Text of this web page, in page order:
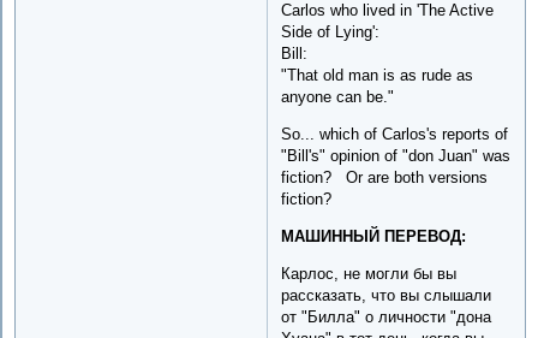
Carlos who lived in 'The Active
Side of Lying':
Bill:
"That old man is as rude as
anyone can be."
So... which of Carlos's reports of
"Bill's" opinion of "don Juan" was
fiction? Or are both versions
fiction?
МАШИННЫЙ ПЕРЕВОД:
Карлос, не могли бы вы
рассказать, что вы слышали
от "Билла" о личности "дона